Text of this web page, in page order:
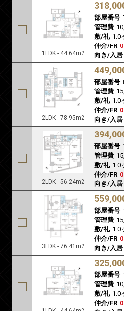
1LDK - 44.64m2
部屋番号
管理費
敷/礼 1.0
仲介/FR
向き/入居
2LDK - 78.95m2
部屋番号
管理費
敷/礼 1.0
仲介/FR
向き/入居
2LDK - 56.24m2
部屋番号
管理費
敷/礼 1.0
仲介/FR
向き/入居
3LDK - 76.41m2
部屋番号
管理費
敷/礼 1.0
仲介/FR
向き/入居
部屋番号
管理費
敷/礼 1.0
仲介/FR